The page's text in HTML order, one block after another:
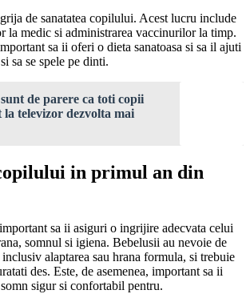
de sanatatea copilului. Acest lucru include
la medic si administrarea vaccinurilor la timp.
sa ii oferi o dieta sanatoasa si sa il ajuti
sa se spele pe dinti.
de parere ca toti copii
la televizor dezvolta mai
in primul an din
sa ii asiguri o ingrijire adecvata celui
somnul si igiena. Bebelusii au nevoie de
alaptarea sau hrana formula, si trebuie
des. Este, de asemenea, important sa ii
sigur si confortabil pentru.